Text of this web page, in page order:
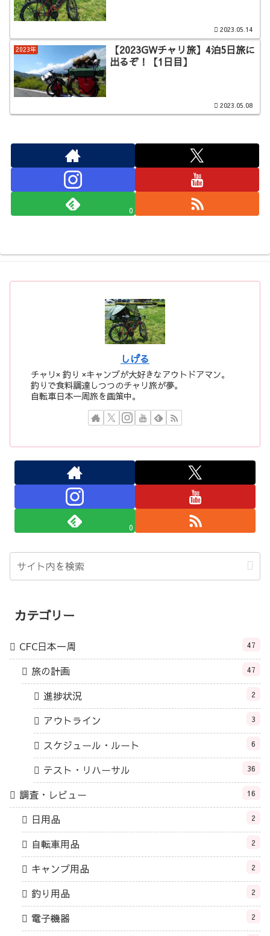
2023.05.14
2023年
【2023GWチャリ旅】4泊5日旅に
出るぞ！【1日目】
2023.05.08
0
しげる
チャリ× 釣り ×キャンプが大好きなアウトドアマン。
釣りで食料調達しつつのチャリ旅が夢。
自転車日本一周旅を画策中。
0
カテゴリー
CFC日本一周 47
旅の計画 47
進捗状況 2
アウトライン 3
スケジュール・ルート 6
テスト・リハーサル 36
調査・レビュー 16
日用品 2
自転車用品 2
キャンプ用品 2
釣り用品 2
電子機器 2